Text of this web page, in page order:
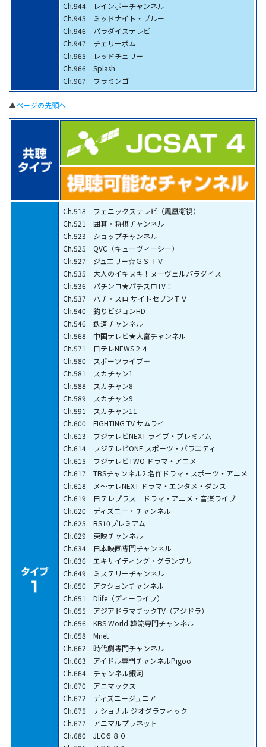
Ch.944 レインボーチャンネル
Ch.945 ミッドナイト・ブルー
Ch.946 パラダイステレビ
Ch.947 チェリーボム
Ch.965 レッドチェリー
Ch.966 Splash
Ch.967 フラミンゴ
▲ページの先頭へ
Ch.518 フェニックステレビ（鳳凰衛視）
Ch.521 囲碁・将棋チャンネル
Ch.523 ショップチャンネル
Ch.525 QVC（キューヴィーシー）
Ch.527 ジュエリー☆ＧＳＴＶ
Ch.535 大人のイキヌキ！ヌーヴェルパラダイス
Ch.536 パチンコ★パチスロTV！
Ch.537 パチ・スロ サイトセブンＴＶ
Ch.540 釣りビジョンHD
Ch.546 鉄道チャンネル
Ch.568 中国テレビ★大富チャンネル
Ch.571 日テレNEWS２４
Ch.580 スポーツライブ＋
Ch.581 スカチャン1
Ch.588 スカチャン8
Ch.589 スカチャン9
Ch.591 スカチャン11
Ch.600 FIGHTING TV サムライ
Ch.613 フジテレビNEXT ライブ・プレミアム
Ch.614 フジテレビONE スポーツ・バラエティ
Ch.615 フジテレビTWO ドラマ・アニメ
Ch.617 TBSチャンネル2 名作ドラマ・スポーツ・アニメ
Ch.618 メ～テレNEXT ドラマ・エンタメ・ダンス
Ch.619 日テレプラス ドラマ・アニメ・音楽ライブ
Ch.620 ディズニー・チャンネル
Ch.625 BS10プレミアム
Ch.629 東映チャンネル
Ch.634 日本映画専門チャンネル
Ch.636 エキサイティング・グランプリ
Ch.649 ミステリーチャンネル
Ch.650 アクションチャンネル
Ch.651 Dlife（ディーライフ）
Ch.655 アジアドラマチックTV（アジドラ）
Ch.656 KBS World 韓流専門チャンネル
Ch.658 Mnet
Ch.662 時代劇専門チャンネル
Ch.663 アイドル専門チャンネルPigoo
Ch.664 チャンネル銀河
Ch.670 アニマックス
Ch.672 ディズニージュニア
Ch.675 ナショナル ジオグラフィック
Ch.677 アニマルプラネット
Ch.680 JLC６８０